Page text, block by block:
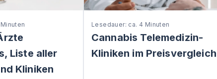
Liste aller
Kliniken
Lesedauer: ca. 4 Minuten
Cannabis Telemedizin-
Kliniken im Preisvergleich